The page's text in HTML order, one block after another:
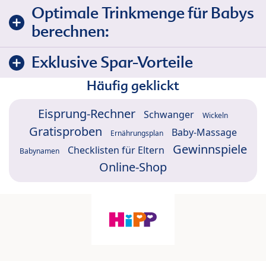
Optimale Trinkmenge für Babys
berechnen:
Exklusive Spar-Vorteile
Häufig geklickt
Eisprung-Rechner Schwanger Wickeln
Gratisproben Ernährungsplan Baby-Massage
Babynamen Checklisten für Eltern
Gewinnspiele
Online-Shop